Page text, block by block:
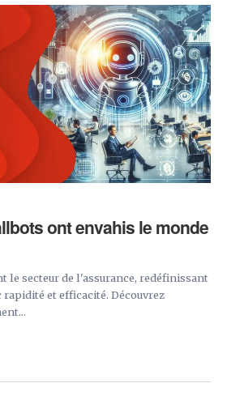
ont envahis le monde
le secteur de l'assurance, redéfinissant
et efficacité. Découvrez